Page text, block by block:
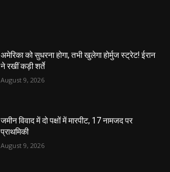
अमेरिका को सुधरना होगा, तभी खुलेगा होर्मुज स्ट्रेट! ईरान
ने रखीं कड़ी शर्ते
August 9, 2026
जमीन विवाद में दो पक्षों में मारपीट, 17 नामजद पर
प्राथमिकी
August 9, 2026